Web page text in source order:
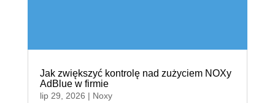
Jak zwiększyć kontrolę nad zużyciem NOXy
AdBlue w firmie
lip 29, 2026 | Noxy